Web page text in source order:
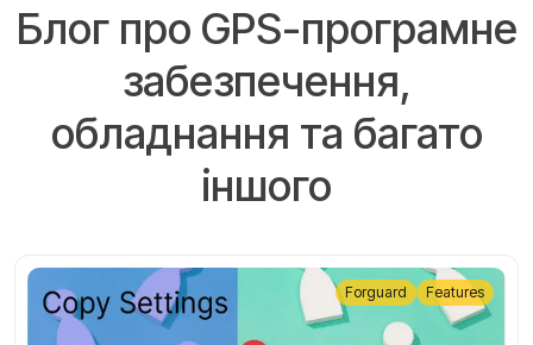
Блог про GPS-програмне
забезпечення,
обладнання та багато
іншого
Forguard Features